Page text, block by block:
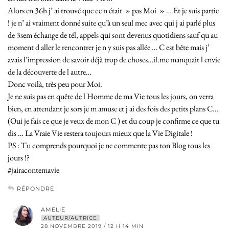
Alors en 36h j’ ai trouvé que ce n était » pas Moi » … Et je suis partie
! je n’ ai vraiment donné suite qu’à un seul mec avec qui j ai parlé plus
de 3sem échange de tél, appels qui sont devenus quotidiens sauf qu au
moment d aller le rencontrer je n y suis pas allée … C est bête mais j’
avais l’impression de savoir déjà trop de choses…il.me manquait l envie
de la découverte de l autre…
Donc voilà, très peu pour Moi.
Je ne suis pas en quête de l Homme de ma Vie tous les jours, on verra
bien, en attendant je sors je m amuse et j ai des fois des petits plans C…
(Oui je fais ce que je veux de mon C ) et du coup je confirme ce que tu
dis … La Vraie Vie restera toujours mieux que la Vie Digitale !
PS : Tu comprends pourquoi je ne commente pas ton Blog tous les
jours !?
#jairacontemavie
RÉPONDRE
AMELIE
AUTEUR/AUTRICE
28 NOVEMBRE 2019 / 12 H 14 MIN